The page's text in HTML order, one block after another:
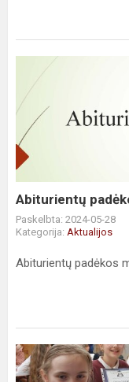
padėkos
mokyklai
Abiturientų
Paskelbta: 2024-05-28
Kategorija: Aktualijos
Abiturientų padėkos
4
klasių